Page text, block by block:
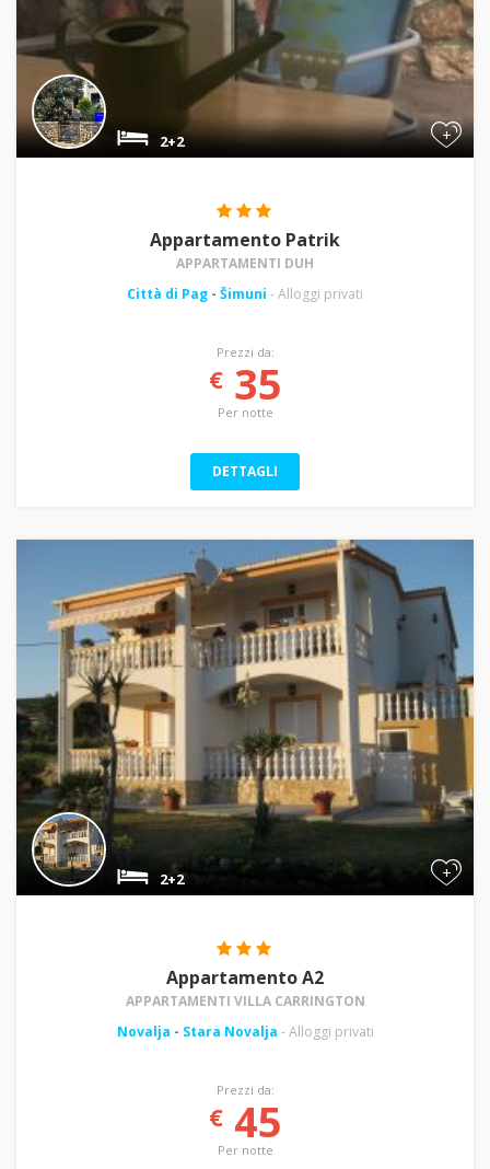
+
2+2
Appartamento Patrik
APPARTAMENTI DUH
Città di Pag - Šimuni - Alloggi privati
Prezzi da:
€35
Per notte
DETTAGLI
+
2+2
Appartamento A2
APPARTAMENTI VILLA CARRINGTON
Novalja - Stara Novalja - Alloggi privati
Prezzi da:
€45
Per notte